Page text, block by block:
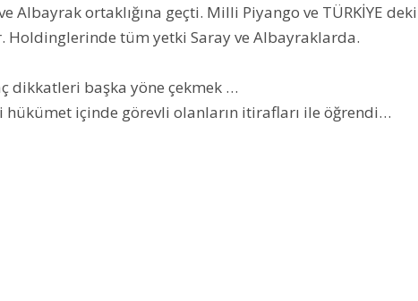
ortaklığına geçti. Milli Piyango ve TÜRKİYE deki
Holdinglerinde tüm yetki Saray ve Albayraklarda.
dikkatleri başka yöne çekmek …
içinde görevli olanların itirafları ile öğrendi…